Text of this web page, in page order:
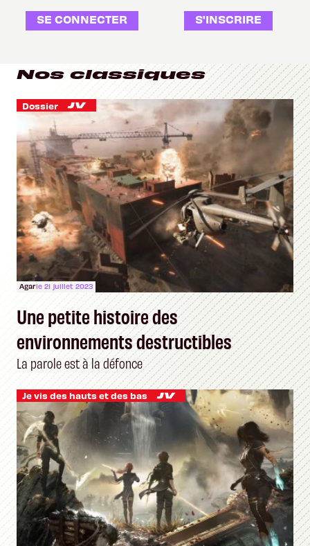
SE CONNECTER S'INSCRIRE
Nos classiques
Dossier
Agarle 21 juillet 2023
Une petite histoire des
environnements destructibles
La parole est à la défonce
Je vis des hauts et des bas